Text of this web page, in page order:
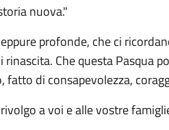
nuova."
profonde, che ci
Che questa Pasqua
fatto di consapevolezza,
a voi e alle vostre